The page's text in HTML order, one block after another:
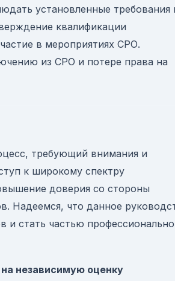
установленные требования
квалификации
в мероприятиях СРО.
из СРО и потере права на
требующий внимания и
к широкому спектру
доверия со стороны
Надеемся, что данное
стать частью
независимую оценку